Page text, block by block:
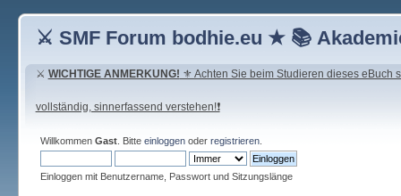
⚔ SMF Forum bodhie.eu ★ 📚
⚔ WICHTIGE ANMERKUNG! ⚜ Achten Sie beim Studieren dieses eBuch
vollständig, sinnerfassend verstehen!❗
Willkommen Gast. Bitte einloggenoder registrieren.
Einloggen mit Benutzername, Passwort und Sitzungslänge